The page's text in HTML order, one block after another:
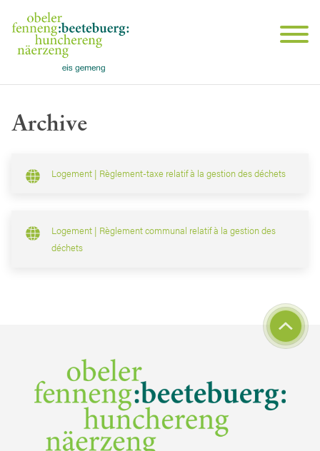
Archive
Logement | Règlement-taxe relatif à la gestion des déchets
Logement | Règlement communal relatif à la gestion des
déchets